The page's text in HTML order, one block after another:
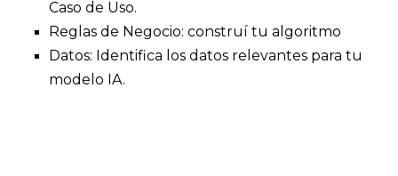
Caso de Uso.
Reglas de Negocio: construí tu algoritmo
Datos: Identifica los datos relevantes para tu
modelo IA.